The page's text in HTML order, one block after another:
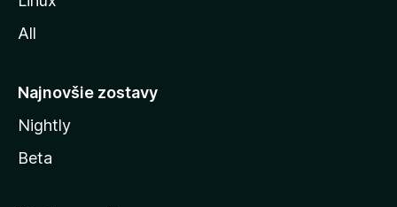
lAll
Najnovšie zostavy
Nightly
Beta